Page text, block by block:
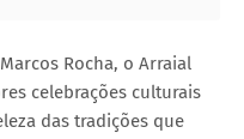
Rocha, o Arraial
celebrações culturais
das tradições que